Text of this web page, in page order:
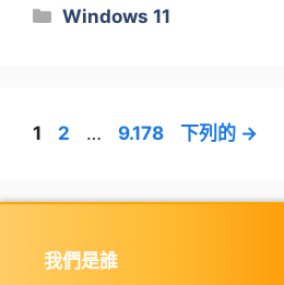
類
Windows 11
頁
1 頁
2 … 頁
9.178 下列的 →
我們是誰